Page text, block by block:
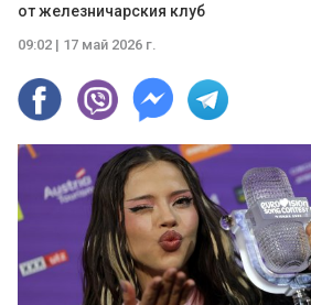
от железничарския клуб
09:02 | 17 май 2026 г.